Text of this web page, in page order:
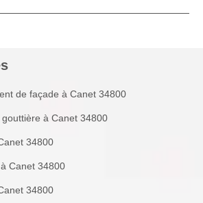
de façade à Canet 34800
à Canet 34800
34800
Canet 34800
34800